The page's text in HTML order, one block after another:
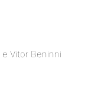
Vitor Beninni